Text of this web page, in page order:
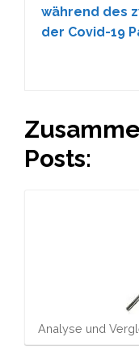
während des
der Covid-19
Posts:
Analyse und